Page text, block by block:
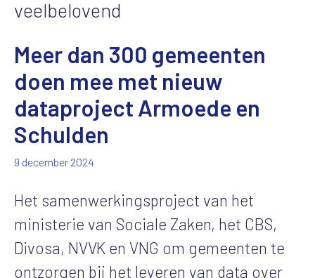
veelbelovend
Meer dan 300 gemeenten
doen mee met nieuw
dataproject Armoede en
Schulden
9 december 2024
Het samenwerkingsproject van het
ministerie van Sociale Zaken, het CBS,
Divosa, NVVK en VNG om gemeenten te
ontzorgen bij het leveren van data over